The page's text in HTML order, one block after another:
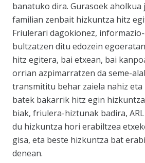
banatuko dira. Gurasoek aholkua
familian zenbait hizkuntza hitz
Friulerari dagokionez,
bultzatzen ditu edozein
hitz egitera, bai etxean, bai
orrian azpimarratzen da seme-
transmititu behar zaiela nahiz
batek bakarrik hitz egin
biak, friulera-hiztunak badira,
du hizkuntza hori erabiltzea
gisa, eta beste hizkuntza bat
denean.